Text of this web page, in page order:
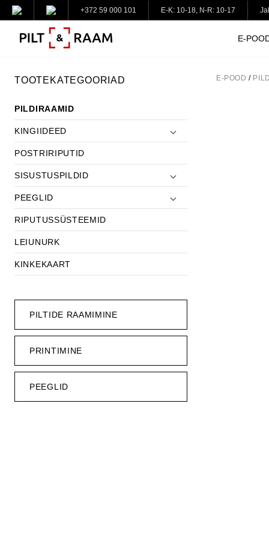
+372 59 000 101 E-K: 10-18, N-R: 10-17
E-
TOOTEKATEGOORIAD
PILDIRAAMID
KINGIIDEED
POSTRIRIPUTID
SISUSTUSPILDID
PEEGLID
RIPUTUSSÜSTEEMID
LEIUNURK
KINKEKAART
PILTIDE RAAMIMINE
PRINTIMINE
PEEGLID
E-POOD /